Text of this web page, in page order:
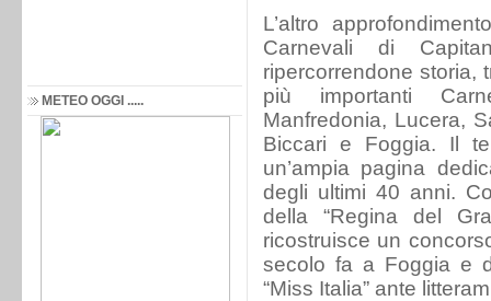
METEO OGGI .....
L’altro
Carnevali di
ripercorrendone storia,
più importanti
Manfredonia, Lucera,
Biccari e Foggia. Il
un’ampia pagina
degli ultimi 40 anni.
della “Regina del
ricostruisce un
secolo fa a Foggia e
“Miss Italia” ante